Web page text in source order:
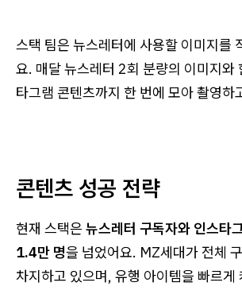
스택 팀은 뉴스레터에 사용할 이미지를
요. 매달 뉴스레터 2회 분량의 이미지와
타그램 콘텐츠까지 한 번에 모아 촬영하
콘텐츠 성공 전략
현재 스택은 뉴스레터 구독자와 인스타
1.4만 명을 넘었어요. MZ세대가 전체
차지하고 있으며, 유행 아이템을 빠르게